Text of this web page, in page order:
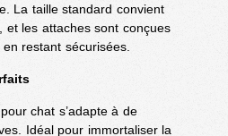
La taille standard convient
et les attaches sont conçues
restant sécurisées.
chat s’adapte à de
Idéal pour immortaliser la